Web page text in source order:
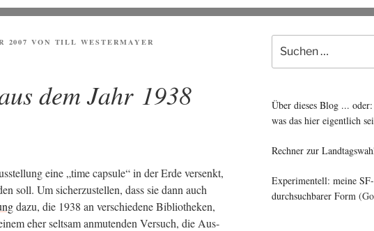
2007 VON TILL WESTERMAYER
dem Jahr 1938
eine „time cap­su­le“ in der Erde ver­senkt,
soll. Um sicher­zu­stel­len, dass sie dann auch
dazu, die 1938 an ver­schie­de­ne Biblio­the­ken,
eher selt­sam anmu­ten­den Ver­such, die Aus­
nach:
Über dieses Blog ...
was das hier eigentlich
Rechner zur
Experimentell: meine
durchsuchbarer Form